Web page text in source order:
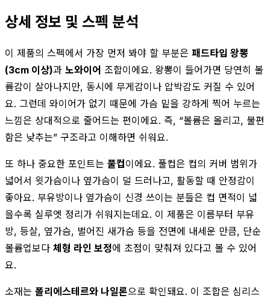
상세 정보 및 스펙 분석
이 제품의 스펙에서 가장 먼저 봐야 할 부분은 패드타입 왕뽕
(3cm 이상)과 노와이어 조합이에요. 왕뽕이 들어가면 당연히 볼
륨감이 살아나지만, 동시에 무게감이나 압박감도 커질 수 있어
요. 그런데 와이어가 없기 때문에 가슴 밑을 강하게 찍어 누르는
느낌은 상대적으로 줄어드는 편이에요. 즉, “볼륨은 올리고, 불편
함은 낮추는” 구조라고 이해하면 쉬워요.
또 하나 중요한 포인트는 풀컵이에요. 풀컵은 컵의 커버 범위가
넓어서 윗가슴이나 옆가슴이 덜 드러나고, 활동할 때 안정감이
좋아요. 부유방이나 옆가슴이 신경 쓰이는 분들은 컵 면적이 넓
을수록 실루엣 정리가 쉬워지는데요. 이 제품은 이름부터 부유
방, 등살, 옆가슴, 벌어진 새가슴 등을 전면에 내세운 만큼, 단순
볼륨업보다 체형 라인 보정에 초점이 맞춰져 있다고 볼 수 있어
요.
소재는 폴리에스테르와 나일론으로 확인돼요. 이 조합은 심리스